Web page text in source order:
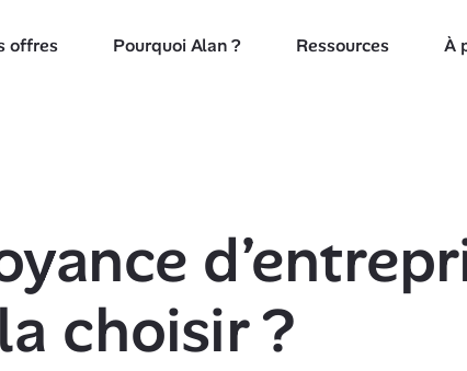
offres Pourquoi Alan ? Ressources À
choisir ?